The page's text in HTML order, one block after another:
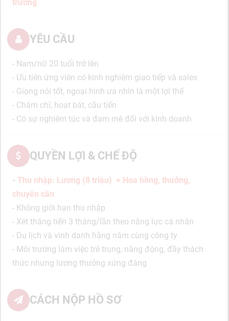
trường
YÊU CẦU
- Nam/nữ 20 tuổi trở lên
- Ưu tiên ứng viên có kinh nghiệm giao tiếp và sales
- Giọng nói tốt, ngoại hình ưa nhìn là một lợi thế
- Chăm chỉ, hoạt bát, cầu tiến
- Có sự nghiêm túc và đam mê đối với kinh doanh
QUYỀN LỢI & CHẾ ĐỘ
- Thu nhập: Lương (8 triệu) + Hoa hồng, thưởng,
chuyên cần
- Không giới hạn thu nhập
- Xét thăng tiến 3 tháng/lần theo năng lực cá nhân
- Du lịch và vinh danh hằng năm cùng công ty
- Môi trường làm việc trẻ trung, năng động, đầy thách
thức nhưng lương thưởng xứng đáng
CÁCH NỘP HỒ SƠ